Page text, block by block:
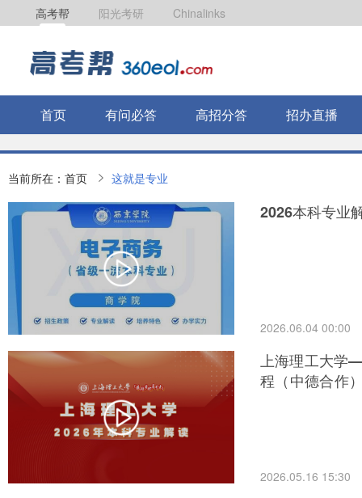
高考帮 阳光考研 Chinalinks
首页 有问必答 高招分答 招办直播
当前所在： 首页 这就是专业
2026本科专业
2026.06.04 00:00
上海理工大学
程（中德合作
2026.05.16 15:30